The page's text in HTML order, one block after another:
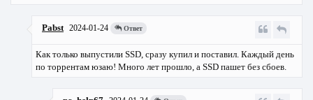
Pabst 2024-01-24 Ответ
Как только выпустили SSD, сразу купил и поставил. Каждый день
по торрентам юзаю! Много лет прошло, а SSD пашет без сбоев.